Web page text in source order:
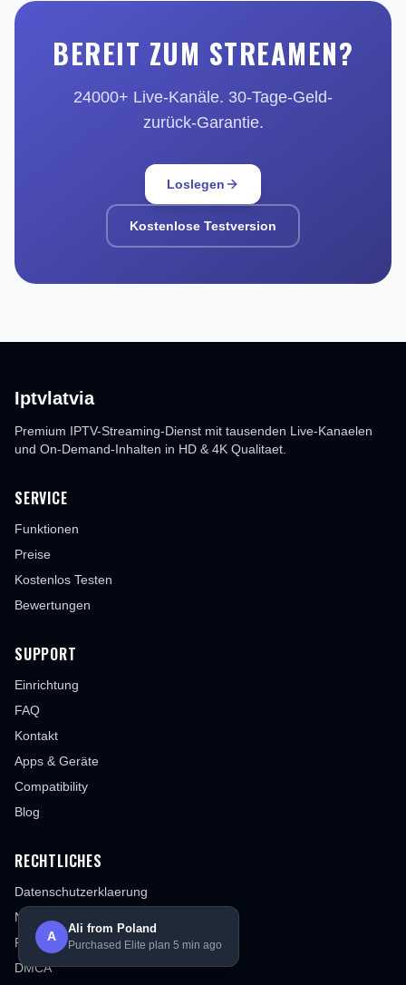
BEREIT ZUM STREAMEN?
24000+ Live-Kanäle. 30-Tage-Geld-
zurück-Garantie.
Loslegen
Kostenlose Testversion
Iptvlatvia
Premium IPTV-Streaming-Dienst mit tausenden Live-Kanaelen
und On-Demand-Inhalten in HD & 4K Qualitaet.
SERVICE
Funktionen
Preise
Kostenlos Testen
Bewertungen
SUPPORT
Einrichtung
FAQ
Kontakt
Apps & Geräte
Compatibility
Blog
RECHTLICHES
Datenschutzerklaerung
Nutzungsbedingungen
Rueckerstattungsrichtlinie
DMCA
A
Ali from Poland
Purchased Elite plan 5 min ago